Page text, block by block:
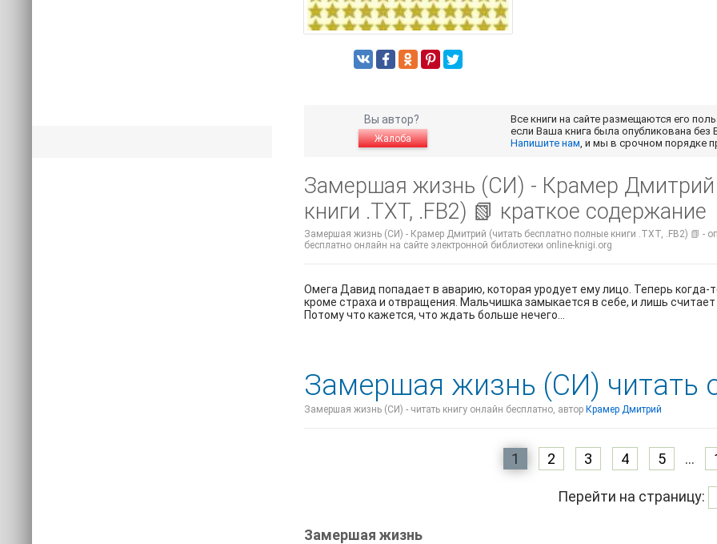
Вы автор?
Жалоба
Все книги на сайте размещаются его
если Ваша книга была опубликована без
Напишите нам, и мы в срочном порядке
Замершая жизнь (СИ) - Крамер Дмитрий
книги .TXT, .FB2) 📗 краткое содержание
Замершая жизнь (СИ) - Крамер Дмитрий (читать бесплатно полные книги .TXT, .FB2) 📗 -
бесплатно онлайн на сайте электронной библиотеки online-knigi.org
Омега Давид попадает в аварию, которая уродует ему лицо. Теперь
кроме страха и отвращения. Мальчишка замыкается в себе, и лишь
Потому что кажется, что ждать больше нечего...
Замершая жизнь (СИ) читать
Замершая жизнь (СИ) - читать книгу онлайн бесплатно, автор Крамер Дмитрий
1 2 3 4 5 ...
Перейти на страницу:
Замершая жизнь